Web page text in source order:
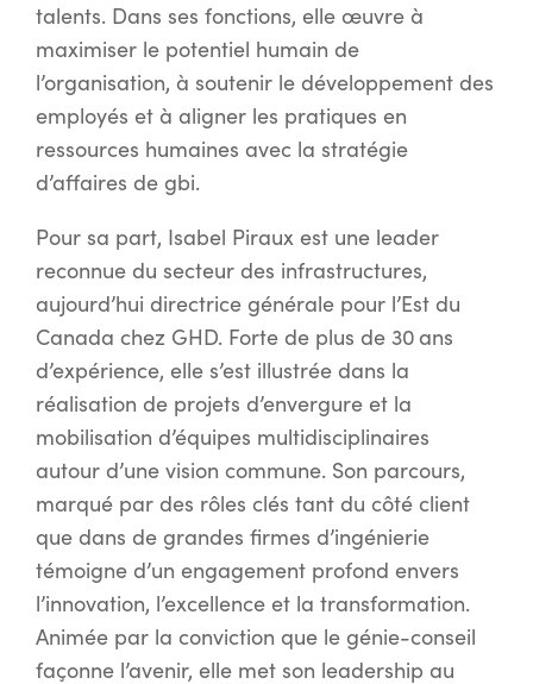
talents. Dans ses fonctions, elle œuvre à
maximiser le potentiel humain de
l’organisation, à soutenir le développement des
employés et à aligner les pratiques en
ressources humaines avec la stratégie
d’affaires de gbi.
Pour sa part, Isabel Piraux est une leader
reconnue du secteur des infrastructures,
aujourd’hui directrice générale pour l’Est du
Canada chez GHD. Forte de plus de 30 ans
d’expérience, elle s’est illustrée dans la
réalisation de projets d’envergure et la
mobilisation d’équipes multidisciplinaires
autour d’une vision commune. Son parcours,
marqué par des rôles clés tant du côté client
que dans de grandes firmes d’ingénierie
témoigne d’un engagement profond envers
l’innovation, l’excellence et la transformation.
Animée par la conviction que le génie-conseil
façonne l’avenir, elle met son leadership au